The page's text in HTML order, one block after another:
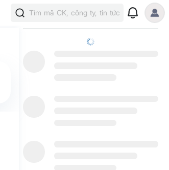
Tìm mã CK, công ty, tin tức